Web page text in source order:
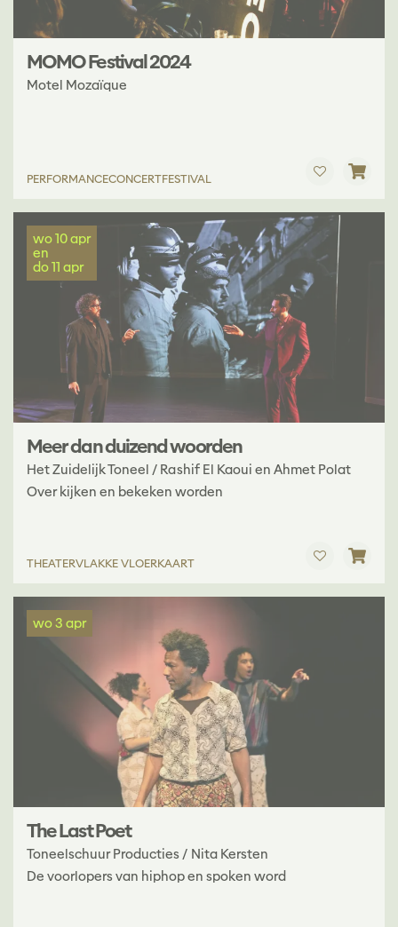
MOMO Festival 2024
Motel Mozaïque
PERFORMANCECONCERTFESTIVAL
Meer dan duizend woorden
Het Zuidelijk Toneel / Rashif El Kaoui en Ahmet Polat
Over kijken en bekeken worden
wo 10 apr
en
do 11 apr
THEATERVLAKKE VLOERKAART
The Last Poet
Toneelschuur Producties / Nita Kersten
De voorlopers van hiphop en spoken word
wo 3 apr